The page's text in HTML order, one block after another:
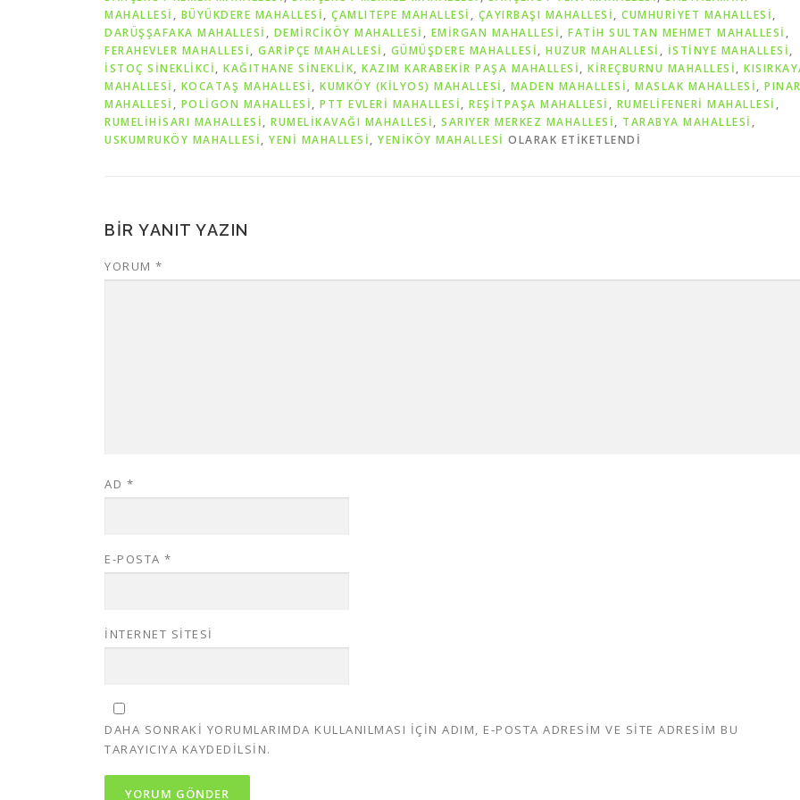
MAHALLESİ , BÜYÜKDERE MAHALLESİ, ÇAMLITEPE MAHALLESİ , ÇAYIRBAŞI MAHALLESİ, CUMHURİYET MAHALLESİ,
DARÜŞŞAFAKA MAHALLESİ , DEMİRCİKÖY MAHALLESİ , EMİRGAN MAHALLESİ, FATİH SULTAN MEHMET MAHALLESİ ,
FERAHEVLER MAHALLESİ, GARİPÇE MAHALLESİ , GÜMÜŞDERE MAHALLESİ, HUZUR MAHALLESİ , İSTİNYE MAHALLESİ,
İSTOÇ SİNEKLİKCİ, KAĞITHANE SİNEKLİK, KAZIM KARABEKİR PAŞA MAHALLESİ, KİREÇBURNU MAHALLESİ,
MAHALLESİ , KOCATAŞ MAHALLESİ, KUMKÖY (KİLYOS) MAHALLESİ , MADEN MAHALLESİ, MASLAK MAHALLESİ,
MAHALLESİ , POLİGON MAHALLESİ, PTT EVLERİ MAHALLESİ, REŞİTPAŞA MAHALLESİ , RUMELİFENERİ MAHALLESİ ,
RUMELİHİSARI MAHALLESİ, RUMELİKAVAĞI MAHALLESİ, SARIYER MERKEZ MAHALLESİ, TARABYA MAHALLESİ ,
USKUMRUKÖY MAHALLESİ, YENİ MAHALLESİ, YENİKÖY MAHALLESİ OLARAK ETIKETLENDI
BIR YANIT YAZIN
YORUM *
AD *
E-POSTA *
İNTERNET SITESI
DAHA SONRAKI YORUMLARIMDA KULLANILMASI IÇIN ADIM, E-POSTA ADRESIM VE SITE ADRESIM BU
TARAYICIYA KAYDEDILSIN.